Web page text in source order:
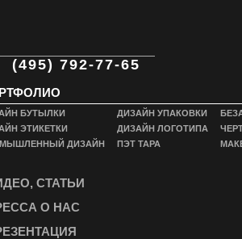
(495) 792-77-65
БУТЫЛКИ
ЭТИКЕТКИ
ДИЗАЙН
ДИЗАЙН УПАКОВКИ
ДИЗАЙН ЛОГОТИПА
ПЭТ ТАРА
СТАТЬИ
О НАС